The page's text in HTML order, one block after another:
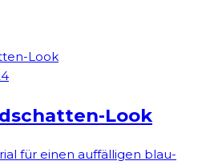
Look
für einen auffälligen blau-